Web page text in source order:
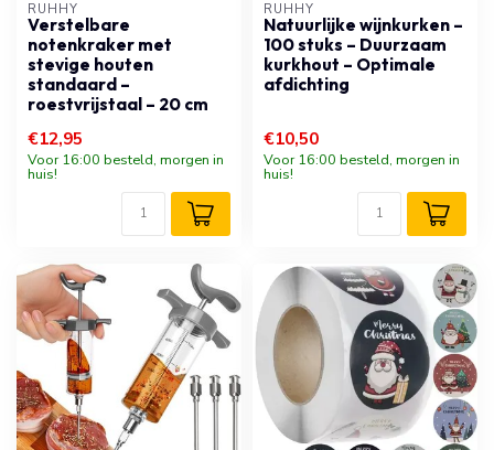
RUHHY
Verstelbare
notenkraker met
stevige houten
standaard –
roestvrijstaal – 20 cm
€12,95
Voor 16:00 besteld, morgen in
huis!
RUHHY
Natuurlijke wijnkurken –
100 stuks – Duurzaam
kurkhout – Optimale
afdichting
€10,50
Voor 16:00 besteld, morgen in
huis!